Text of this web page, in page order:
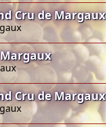
Cru de Margaux
Cru de Margaux